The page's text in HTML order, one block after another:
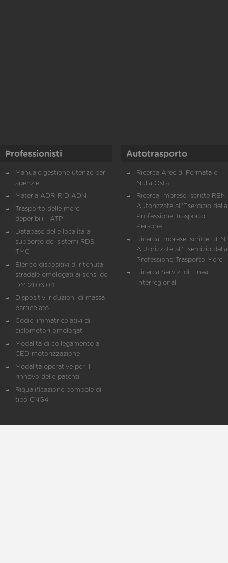
Professionisti
Manuale gestione utenze per
agenzie
Materia ADR-RID-ADN
Trasporto delle merci
deperibili - ATP
Database delle località a
supporto dei sistemi RDS
TMC
Elenco dispositivi di ritenuta
stradale omologati ai sensi del
DM 21.06.04
Dispositivi riduzioni di massa
particolato
Codici immatricolativi di
ciclomotori omologati
Modalità di collegamento al
CED motorizzazione
Modalità operative per il
rinnovo delle patenti
Riqualificazione bombole di
tipo CNG4
Autotrasporto
Ricerca Aree di Fermata e
Nulla Osta
Ricerca Imprese Iscritte REN
Autorizzate all'Esercizio della
Professione Trasporto
Persone
Ricerca Imprese iscritte REN
Autorizzate all'Esercizio della
Professione Trasporto Merci
Ricerca Servizi di Linea
Interregionali